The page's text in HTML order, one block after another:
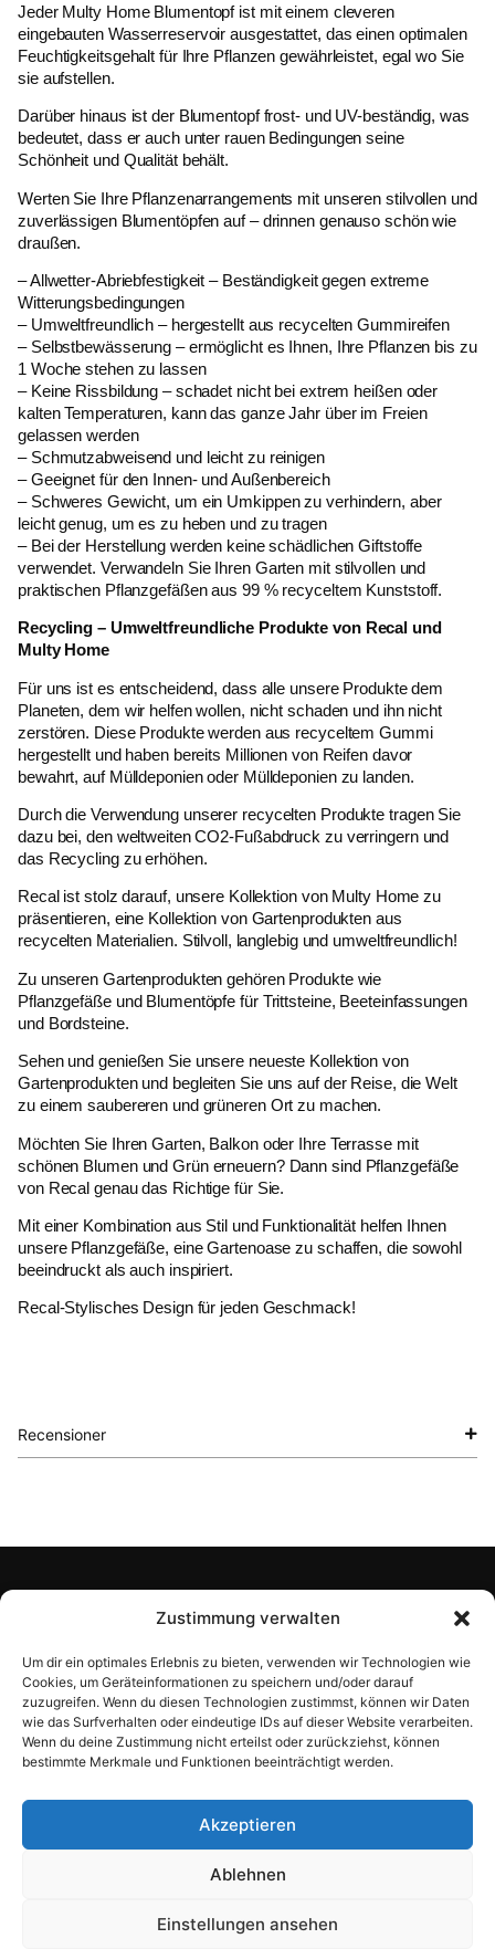
Zustimmung verwalten
Um dir ein optimales Erlebnis zu bieten, verwenden wir Technologien wie
Cookies, um Geräteinformationen zu speichern und/oder darauf
zuzugreifen. Wenn du diesen Technologien zustimmst, können wir Daten
wie das Surfverhalten oder eindeutige IDs auf dieser Website verarbeiten.
Wenn du deine Zustimmung nicht erteilst oder zurückziehst, können
bestimmte Merkmale und Funktionen beeinträchtigt werden.
Akzeptieren
Ablehnen
Einstellungen ansehen
Jeder Multy Home Blumentopf ist mit einem cleveren
eingebauten Wasserreservoir ausgestattet, das einen optimalen
Feuchtigkeitsgehalt für Ihre Pflanzen gewährleistet, egal wo Sie
sie aufstellen.
Darüber hinaus ist der Blumentopf frost- und UV-beständig, was
bedeutet, dass er auch unter rauen Bedingungen seine
Schönheit und Qualität behält.
Werten Sie Ihre Pflanzenarrangements mit unseren stilvollen und
zuverlässigen Blumentöpfen auf – drinnen genauso schön wie
draußen.
– Allwetter-Abriebfestigkeit – Beständigkeit gegen extreme
Witterungsbedingungen
– Umweltfreundlich – hergestellt aus recycelten Gummireifen
– Selbstbewässerung – ermöglicht es Ihnen, Ihre Pflanzen bis zu
1 Woche stehen zu lassen
– Keine Rissbildung – schadet nicht bei extrem heißen oder
kalten Temperaturen, kann das ganze Jahr über im Freien
gelassen werden
– Schmutzabweisend und leicht zu reinigen
– Geeignet für den Innen- und Außenbereich
– Schweres Gewicht, um ein Umkippen zu verhindern, aber
leicht genug, um es zu heben und zu tragen
– Bei der Herstellung werden keine schädlichen Giftstoffe
verwendet. Verwandeln Sie Ihren Garten mit stilvollen und
praktischen Pflanzgefäßen aus 99 % recyceltem Kunststoff.
Recycling – Umweltfreundliche Produkte von Recal und
Multy Home
Für uns ist es entscheidend, dass alle unsere Produkte dem
Planeten, dem wir helfen wollen, nicht schaden und ihn nicht
zerstören. Diese Produkte werden aus recyceltem Gummi
hergestellt und haben bereits Millionen von Reifen davor
bewahrt, auf Mülldeponien oder Mülldeponien zu landen.
Durch die Verwendung unserer recycelten Produkte tragen Sie
dazu bei, den weltweiten CO2-Fußabdruck zu verringern und
das Recycling zu erhöhen.
Recal ist stolz darauf, unsere Kollektion von Multy Home zu
präsentieren, eine Kollektion von Gartenprodukten aus
recycelten Materialien. Stilvoll, langlebig und umweltfreundlich!
Zu unseren Gartenprodukten gehören Produkte wie
Pflanzgefäße und Blumentöpfe für Trittsteine, Beeteinfassungen
und Bordsteine.
Sehen und genießen Sie unsere neueste Kollektion von
Gartenprodukten und begleiten Sie uns auf der Reise, die Welt
zu einem saubereren und grüneren Ort zu machen.
Möchten Sie Ihren Garten, Balkon oder Ihre Terrasse mit
schönen Blumen und Grün erneuern? Dann sind Pflanzgefäße
von Recal genau das Richtige für Sie.
Mit einer Kombination aus Stil und Funktionalität helfen Ihnen
unsere Pflanzgefäße, eine Gartenoase zu schaffen, die sowohl
beeindruckt als auch inspiriert.
Recal-Stylisches Design für jeden Geschmack!
Recensioner
Laden
Information